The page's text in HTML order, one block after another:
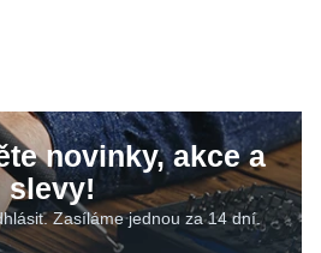
novinky, akce a
slevy!
Zasíláme jednou za 14 dní.